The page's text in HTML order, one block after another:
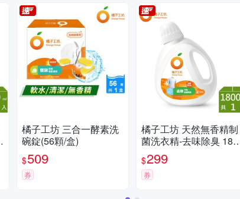
橘子工坊 三合一酵素洗
碗錠(56顆/盒)
$509
券
橘子工坊 天然無香精制
菌洗衣精-去味除臭 180
0ml
$299
券